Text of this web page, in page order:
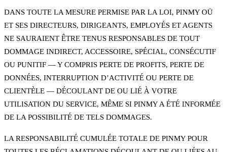
DANS TOUTE LA MESURE PERMISE PAR LA LOI, PINMY OÜ
ET SES DIRECTEURS, DIRIGEANTS, EMPLOYÉS ET AGENTS
NE SAURAIENT ÊTRE TENUS RESPONSABLES DE TOUT
DOMMAGE INDIRECT, ACCESSOIRE, SPÉCIAL, CONSÉCUTIF
OU PUNITIF — Y COMPRIS PERTE DE PROFITS, PERTE DE
DONNÉES, INTERRUPTION D’ACTIVITÉ OU PERTE DE
CLIENTÈLE — DÉCOULANT DE OU LIÉ À VOTRE
UTILISATION DU SERVICE, MÊME SI PINMY A ÉTÉ INFORMÉE
DE LA POSSIBILITÉ DE TELS DOMMAGES.
LA RESPONSABILITÉ CUMULÉE TOTALE DE PINMY POUR